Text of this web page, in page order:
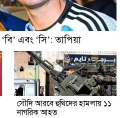
এবং ‘সি’: তাপিয়া
সৌদি আরবে হুথিদের হামলায় ১১
নাগরিক আহত